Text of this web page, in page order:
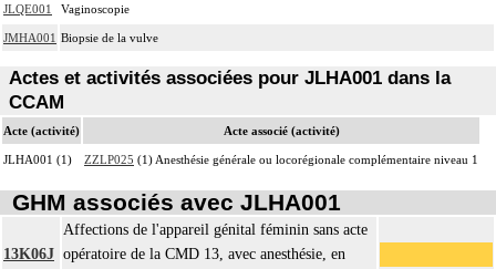
JLQE001 Vaginoscopie
JMHA001 Biopsie de la vulve
Actes et activités associées pour JLHA001 dans la
CCAM
Acte (activité) Acte associé (activité)
JLHA001 (1) ZZLP025 (1) Anesthésie générale ou locorégionale complémentaire niveau 1
GHM associés avec JLHA001
13K06J
Affections de l'appareil génital féminin sans acte
opératoire de la CMD 13, avec anesthésie, en